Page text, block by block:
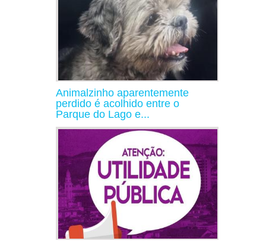
Animalzinho aparentemente
perdido é acolhido entre o
Parque do Lago e...